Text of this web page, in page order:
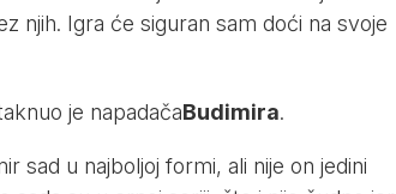
njih. Igra će siguran sam doći na svoje
je napadačaBudimira.
sad u najboljoj formi, ali nije on jedini